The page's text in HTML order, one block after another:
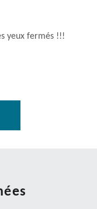
yeux fermés !!!